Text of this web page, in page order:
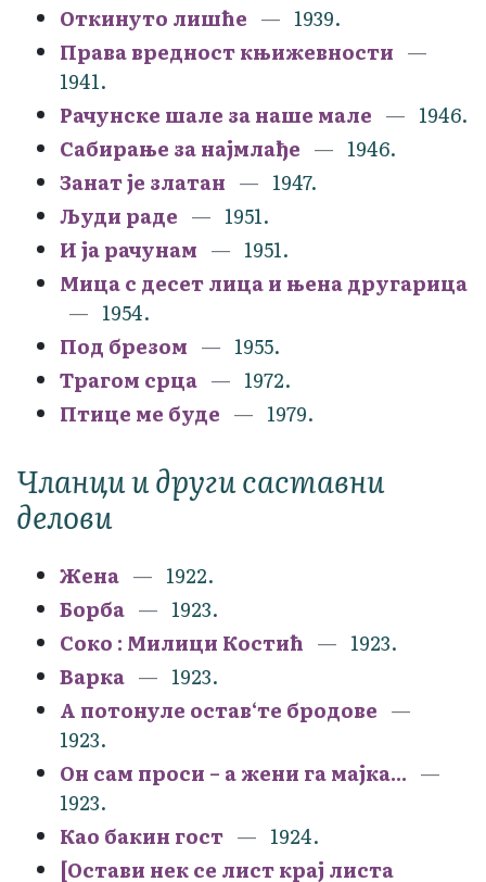
Откинуто лишће
1939.
Права вредност књижевности
1941.
Рачунске шале за наше мале
1946.
Сабирање за најмлађе
1946.
Занат је златан
1947.
Људи раде
1951.
И ја рачунам
1951.
Мица с десет лица и њена другарица
1954.
Под брезом
1955.
Трагом срца
1972.
Птице ме буде
1979.
Чланци и други саставни
делови
Жена
1922.
Борба
1923.
Соко : Милици Костић
1923.
Варка
1923.
А потонуле остав‘те бродове
1923.
Он сам проси – а жени га мајка...
1923.
Као бакин гост
1924.
[Остави нек се лист крај листа